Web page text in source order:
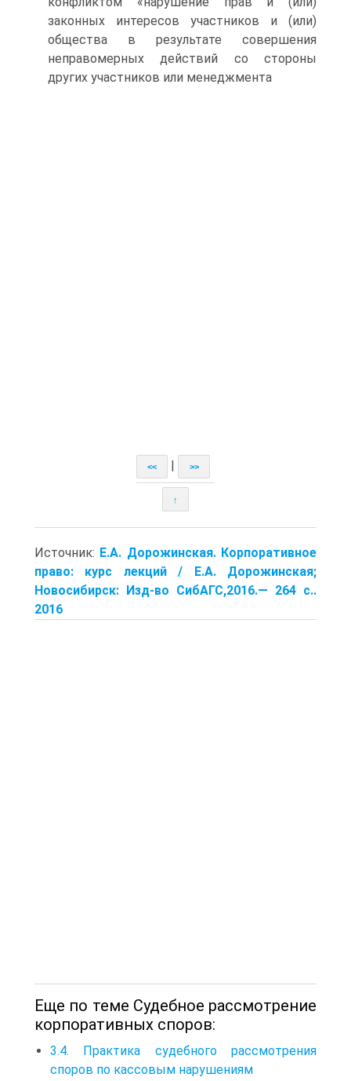
законных интересов участников и (или)
общества в результате совершения
неправомерных действий со стороны
других участников или менеджмента
<< >>
↑
Источник: Е.А. Дорожинская. Корпоративное
право: курс лекций / Е.А. Дорожинская;
Новосибирск: Изд-во СибАГС,2016.— 264 с..
2016
Еще по теме Судебное рассмотрение
корпоративных споров:
3.4. Практика судебного рассмотрения
споров по кассовым нарушениям